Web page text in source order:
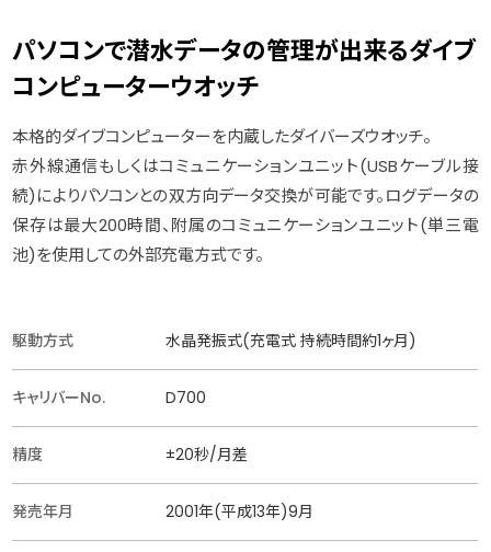
パソコンで潜水データの管理が出来るダイブ
コンピューターウオッチ
本格的ダイブコンピューターを内蔵したダイバーズウオッチ。
赤外線通信もしくはコミュニケーションユニット(USBケーブル接
続)によりパソコンとの双方向データ交換が可能です。ログデータの
保存は最大200時間、附属のコミュニケーションユニット(単三電
池)を使用しての外部充電方式です。
駆動方式 水晶発振式(充電式 持続時間約1ヶ月)
キャリバーNo. D700
精度 ±20秒/月差
発売年月 2001年(平成13年)9月